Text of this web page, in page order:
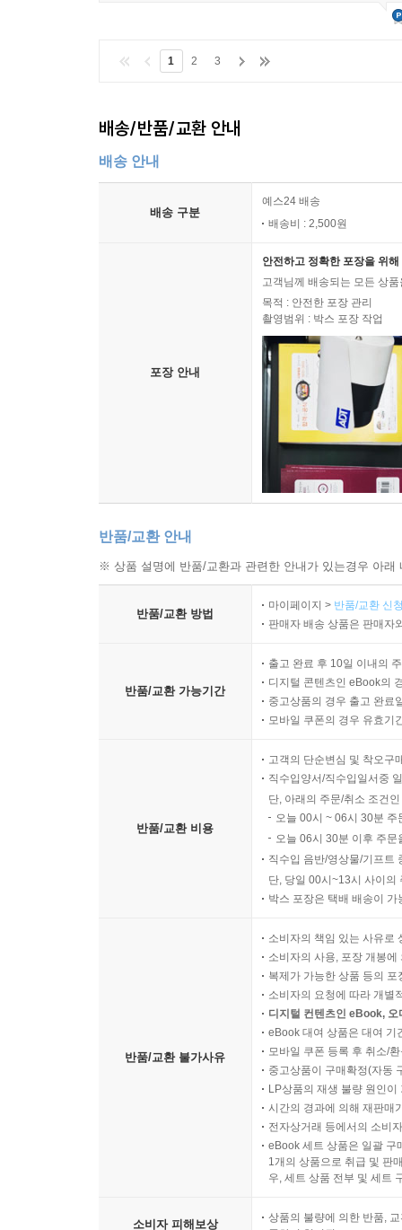
1 2 3
배송/반품/교환 안내
배송 안내
배송 구분
예스24 배송
배송비 : 2,500원
포장 안내
안전하고 정확한 포장을 위
고객님께 배송되는 모든 상
목적 : 안전한 포장 관리
촬영범위 : 박스 포장 작업
반품/교환 안내
※ 상품 설명에 반품/교환과 관련한 안내가 있는경우 아
반품/교환 방법
마이페이지 > 반품/교환 신
판매자 배송 상품은 판매자
반품/교환 가능기간
출고 완료 후 10일 이내의
디지털 콘텐츠인 eBook의
중고상품의 경우 출고 완료
모바일 쿠폰의 경우 유효기
반품/교환 비용
고객의 단순변심 및 착오구
직수입양서/직수입일서중
단, 아래의 주문/취소 조건
오늘 00시 ~ 06시 30분
오늘 06시 30분 이후 주
직수입 음반/영상물/기프트
단, 당일 00시~13시 사이의
박스 포장은 택배 배송이
반품/교환 불가사유
소비자의 책임 있는 사유로
소비자의 사용, 포장 개봉
복제가 가능한 상품 등의
소비자의 요청에 따라 개별
디지털 컨텐츠인 eBook,
eBook 대여 상품은 대여 기
모바일 쿠폰 등록 후 취소/
중고상품이 구매확정(자동
LP상품의 재생 불량 원인
시간의 경과에 의해 재판매
전자상거래 등에서의 소비
eBook 세트 상품은 일괄 구
1개의 상품으로 취급 및 판
우, 세트 상품 전부 및 세트
소비자 피해보상
상품의 불량에 의한 반품,